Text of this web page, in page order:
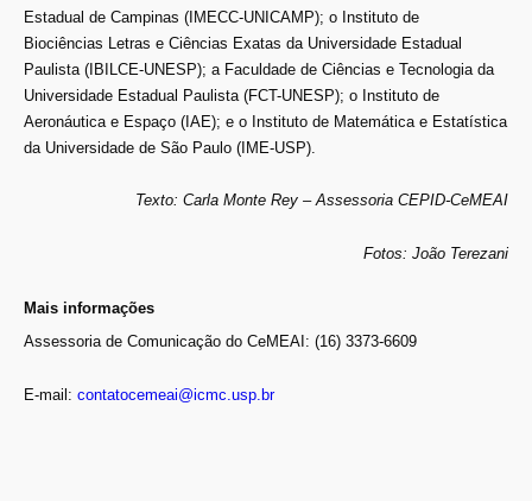
Estadual de Campinas (IMECC-UNICAMP); o Instituto de
Biociências Letras e Ciências Exatas da Universidade Estadual
Paulista (IBILCE-UNESP); a Faculdade de Ciências e Tecnologia da
Universidade Estadual Paulista (FCT-UNESP); o Instituto de
Aeronáutica e Espaço (IAE); e o Instituto de Matemática e Estatística
da Universidade de São Paulo (IME-USP).
Texto: Carla Monte Rey – Assessoria CEPID-CeMEAI
Fotos: João Terezani
Mais informações
Assessoria de Comunicação do CeMEAI: (16) 3373-6609
E-mail: contatocemeai@icmc.usp.br